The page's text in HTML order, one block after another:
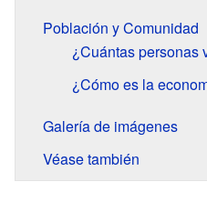
Población y Comunidad
¿Cuántas personas
¿Cómo es la
Galería de imágenes
Véase también